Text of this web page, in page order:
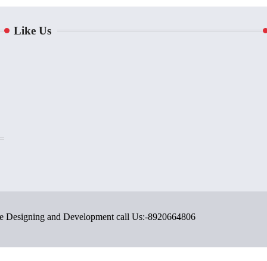
Like Us
and Development call Us:-8920664806